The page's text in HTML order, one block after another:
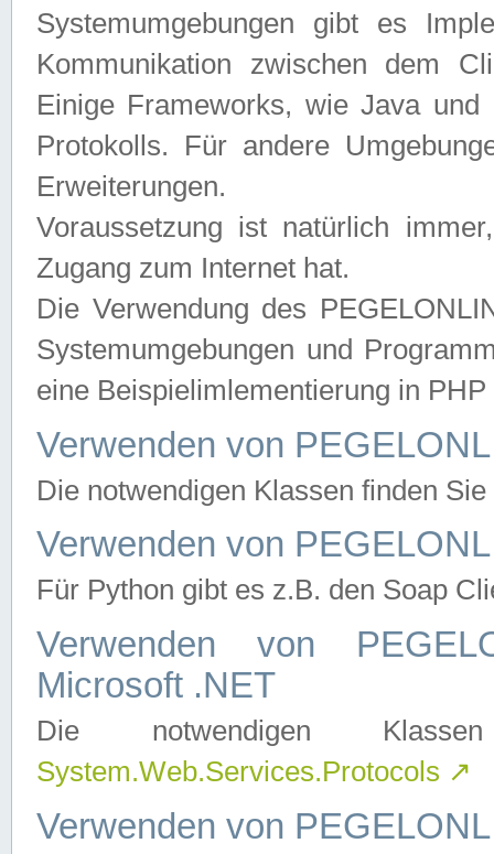
Systemumgebungen gibt es
Kommunikation zwischen dem
Einige Frameworks, wie Java
Protokolls. Für andere
Erweiterungen.
Voraussetzung ist natürlich
Zugang zum Internet hat.
Die Verwendung des
Systemumgebungen und
eine Beispielimlementierung in
Verwenden von
Die notwendigen Klassen finden
Verwenden von
Für Python gibt es z.B. den Soap
Verwenden von
Microsoft .NET
Die notwendigen
System.Web.Services.Protocols ↗
Verwenden von